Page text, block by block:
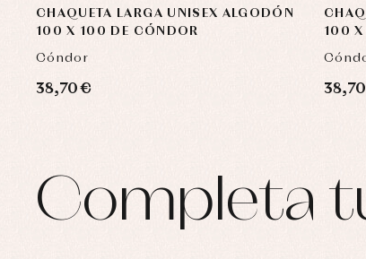
CHAQUETA LARGA UNISEX ALGODÓN
100 X 100 DE CÓNDOR
Cóndor
38,70 €
100 X
Completa